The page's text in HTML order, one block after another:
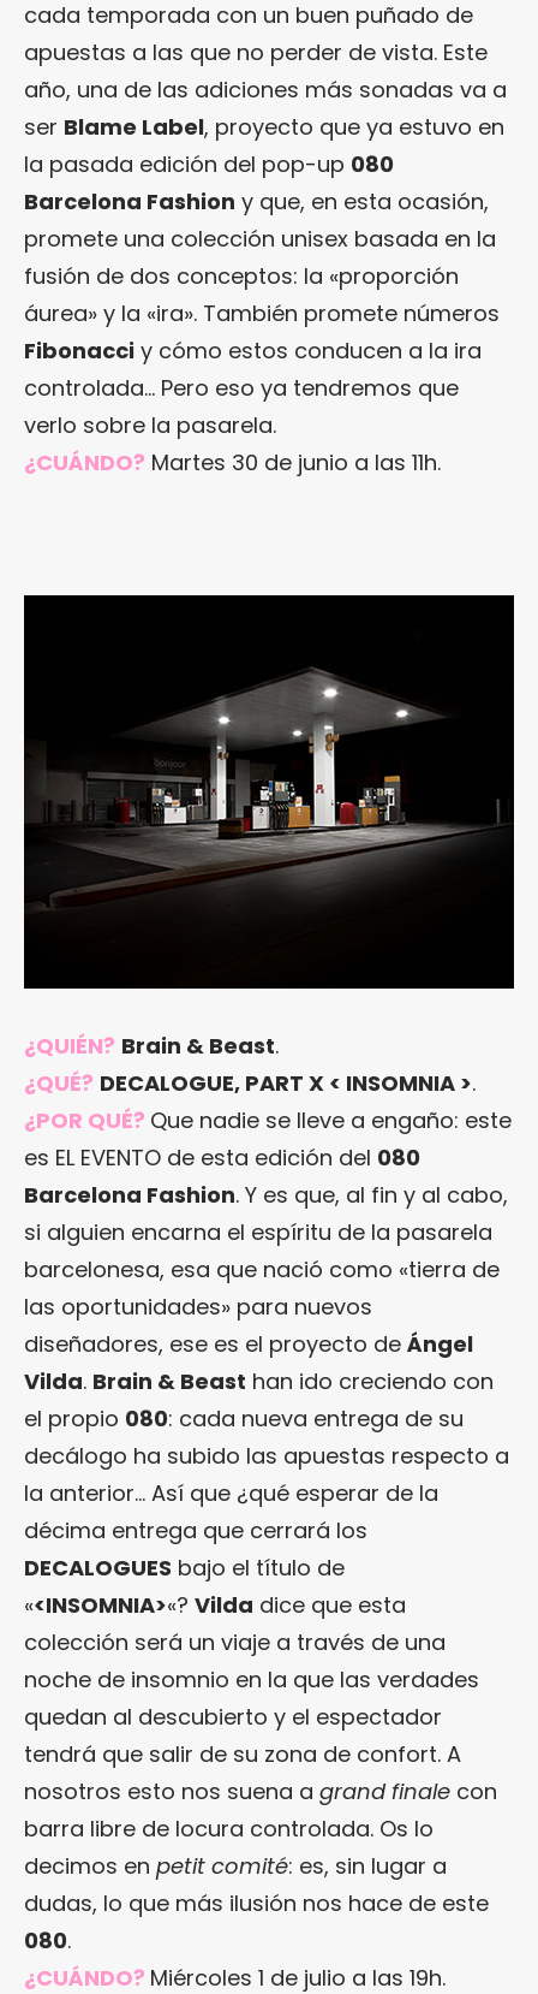
cada temporada con un buen puñado de
apuestas a las que no perder de vista. Este
año, una de las adiciones más sonadas va a
ser Blame Label, proyecto que ya estuvo en
la pasada edición del pop-up 080
Barcelona Fashion y que, en esta ocasión,
promete una colección unisex basada en la
fusión de dos conceptos: la «proporción
áurea» y la «ira». También promete números
Fibonacci y cómo estos conducen a la ira
controlada… Pero eso ya tendremos que
verlo sobre la pasarela.
¿CUÁNDO? Martes 30 de junio a las 11h.
¿QUIÉN? Brain & Beast.
¿QUÉ? DECALOGUE, PART X < INSOMNIA >.
¿POR QUÉ? Que nadie se lleve a engaño: este
es EL EVENTO de esta edición del 080
Barcelona Fashion. Y es que, al fin y al cabo,
si alguien encarna el espíritu de la pasarela
barcelonesa, esa que nació como «tierra de
las oportunidades» para nuevos
diseñadores, ese es el proyecto de Ángel
Vilda. Brain & Beast han ido creciendo con
el propio 080: cada nueva entrega de su
decálogo ha subido las apuestas respecto a
la anterior… Así que ¿qué esperar de la
décima entrega que cerrará los
DECALOGUES bajo el título de
«<INSOMNIA>«? Vilda dice que esta
colección será un viaje a través de una
noche de insomnio en la que las verdades
quedan al descubierto y el espectador
tendrá que salir de su zona de confort. A
nosotros esto nos suena a grand finale con
barra libre de locura controlada. Os lo
decimos en petit comité: es, sin lugar a
dudas, lo que más ilusión nos hace de este
080.
¿CUÁNDO? Miércoles 1 de julio a las 19h.